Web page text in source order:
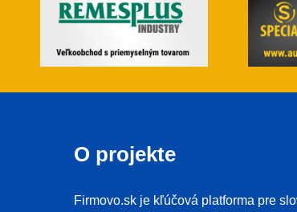
O projekte
Firmovo.sk je kľúčová platforma pre